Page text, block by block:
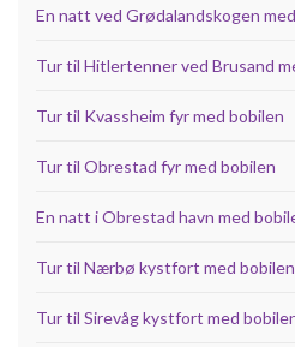
En natt ved Grødalandskogen
Tur til Hitlertenner ved Brusand
Tur til Kvassheim fyr med bobilen
Tur til Obrestad fyr med bobilen
En natt i Obrestad havn med
Tur til Nærbø kystfort med bobilen
Tur til Sirevåg kystfort med